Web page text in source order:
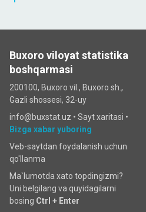
Buxoro viloyat statistika
boshqarmasi
200100, Buxoro vil., Buxoro sh.,
Gazli shossesi, 32-uy
info@buxstat.uz • Sayt xaritasi •
Bizga xabar yuboring
Veb-saytdan foydalanish uchun
qo'llanma
Ma`lumotda xato topdingizmi?
Uni belgilang va quyidagilarni
bosing Ctrl + Enter